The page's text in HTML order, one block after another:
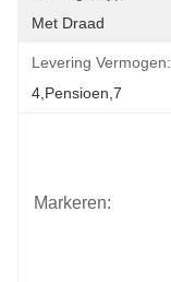
Met Draad
Levering Vermogen:
4,pensioen,7
Markeren: